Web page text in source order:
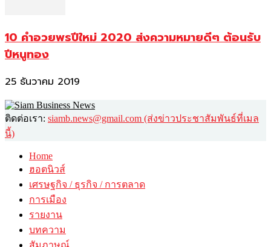
10 คำอวยพรปีใหม่ 2020 ส่งความหมายดีๆ ต้อนรับ
ปีหนูทอง
25 ธันวาคม 2019
ติดต่อเรา: siamb.news@gmail.com (ส่งข่าวประชาสัมพันธ์ที่เมล
นี้)
Home
ฮอตนิวส์
เศรษฐกิจ / ธุรกิจ / การตลาด
การเมือง
รายงาน
บทความ
สัมภาษณ์